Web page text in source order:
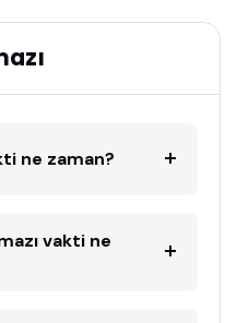
ne zaman?
vakti ne